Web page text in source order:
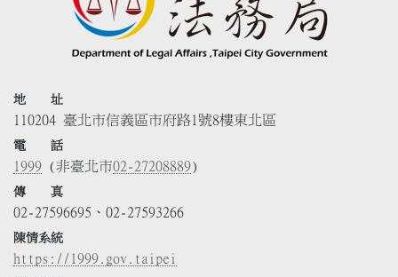
地 址
110204 臺北市信義區市府路1號8樓東北區
電 話
1999 (非臺北市02-27208889)
傳 真
02-27596695、02-27593266
陳情系統
https://1999.gov.taipei